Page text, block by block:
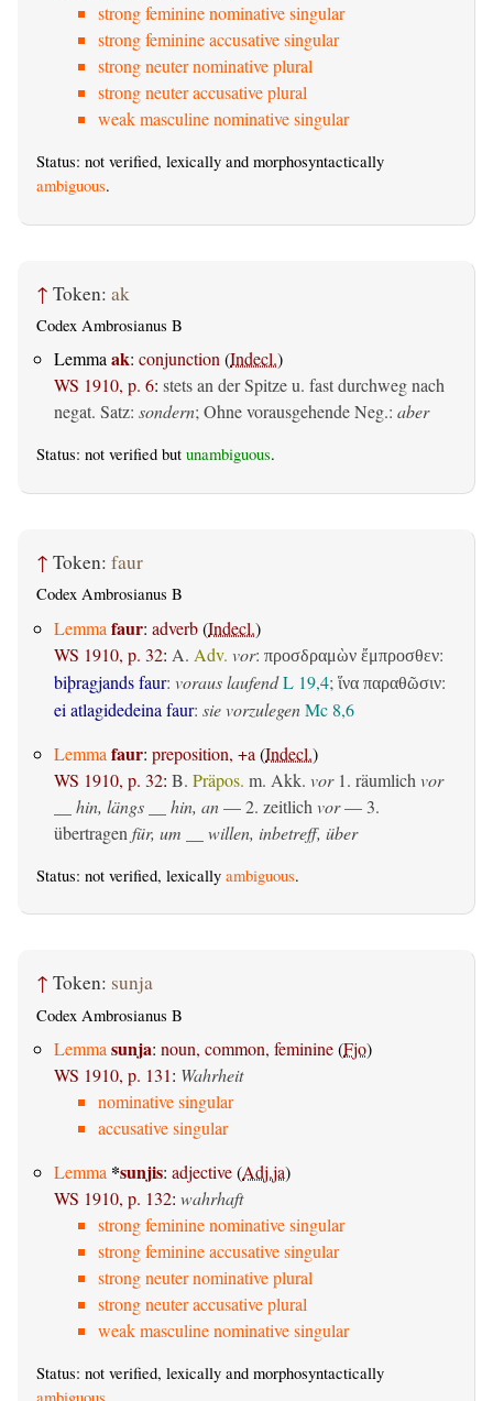
strong feminine nominative singular
strong feminine accusative singular
strong neuter nominative plural
strong neuter accusative plural
weak masculine nominative singular
Status: not verified, lexically and morphosyntactically
ambiguous.
↑ Token: ak
Codex Ambrosianus B
Lemmaak: conjunction(Indecl.)
WS 1910, p. 6: stets an der Spitze u. fast durchweg nach
negat. Satz: sondern; Ohne vorausgehende Neg.: aber
Status: not verified but unambiguous.
↑ Token: faur
Codex Ambrosianus B
Lemma faur: adverb(Indecl.)
WS 1910, p. 32: A. Adv. vor: προσδραμὼν ἔμπροσθεν:
biþragjands faur: voraus laufendL 19,4; ἵνα παραθῶσιν:
ei atlagidedeina faur: sie vorzulegenMc 8,6
Lemma faur: preposition, +a (Indecl.)
WS 1910, p. 32: B. Präpos. m. Akk. vor1. räumlich vor
__ hin, längs __ hin, an— 2. zeitlich vor— 3.
übertragen für, um __ willen, inbetreff, über
Status: not verified, lexically ambiguous.
↑ Token: sunja
Codex Ambrosianus B
Lemma sunja: noun, common, feminine(Fjo)
WS 1910, p. 131: Wahrheit
nominative singular
accusative singular
Lemma *sunjis: adjective(Adj.ja)
WS 1910, p. 132: wahrhaft
strong feminine nominative singular
strong feminine accusative singular
strong neuter nominative plural
strong neuter accusative plural
weak masculine nominative singular
Status: not verified, lexically and morphosyntactically